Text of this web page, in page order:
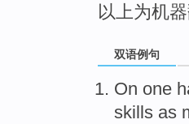
以上为机
双语例句
On one
skills as